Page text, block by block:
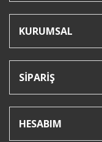
KURUMSAL
SİPARİŞ
HESABIM